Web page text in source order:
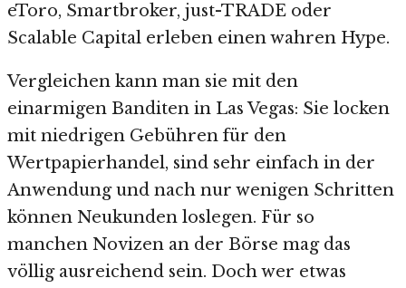
eToro, Smartbroker, just-TRADE oder
Scalable Capital erleben einen wahren Hype.
Vergleichen kann man sie mit den
einarmigen Banditen in Las Vegas: Sie locken
mit niedrigen Gebühren für den
Wertpapierhandel, sind sehr einfach in der
Anwendung und nach nur wenigen Schritten
können Neukunden loslegen. Für so
manchen Novizen an der Börse mag das
völlig ausreichend sein. Doch wer etwas